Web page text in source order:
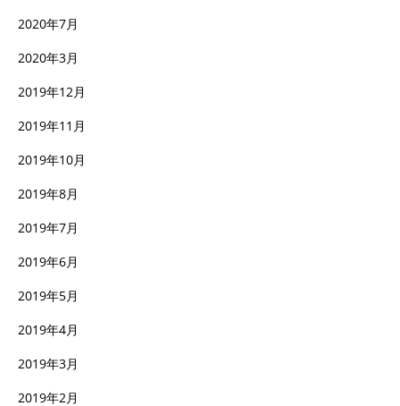
2020年7月
2020年3月
2019年12月
2019年11月
2019年10月
2019年8月
2019年7月
2019年6月
2019年5月
2019年4月
2019年3月
2019年2月